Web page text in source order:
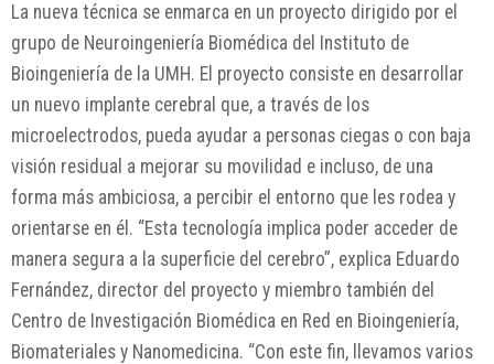
La nueva técnica se enmarca en un proyecto dirigido por el
grupo de Neuroingeniería Biomédica del Instituto de
Bioingeniería de la UMH. El proyecto consiste en desarrollar
un nuevo implante cerebral que, a través de los
microelectrodos, pueda ayudar a personas ciegas o con baja
visión residual a mejorar su movilidad e incluso, de una
forma más ambiciosa, a percibir el entorno que les rodea y
orientarse en él. “Esta tecnología implica poder acceder de
manera segura a la superficie del cerebro”, explica Eduardo
Fernández, director del proyecto y miembro también del
Centro de Investigación Biomédica en Red en Bioingeniería,
Biomateriales y Nanomedicina. “Con este fin, llevamos varios